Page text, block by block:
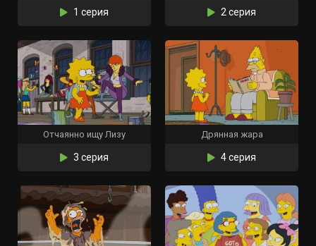
1 серия 2 серия
Отчаянно ищу Лизу
3 серия
Дрянная жара
4 серия